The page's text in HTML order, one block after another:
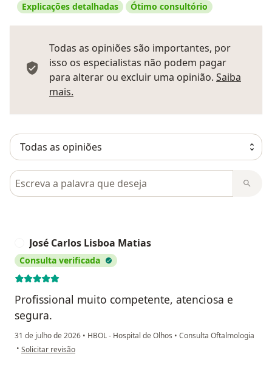
Explicações detalhadas
Ótimo consultório
Todas as opiniões são importantes, por
isso os especialistas não podem pagar
para alterar ou excluir uma opinião. Saiba
mais.
Pesquisar em opiniões
José Carlos Lisboa Matias
Consulta verificada
Profissional muito competente, atenciosa e
segura.
31 de julho de 2026 • HBOL - Hospital de Olhos • Consulta Oftalmologia
• na opinião do utilizador José Carlos Lisboa Matias
Solicitar revisão